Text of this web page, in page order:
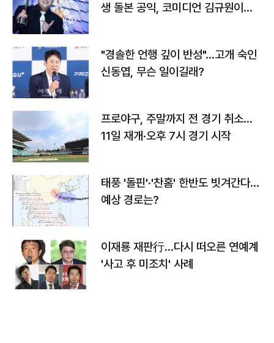
생 돌본 공익, 코미디언 김규원이었
"경솔한 언행 깊이 반성"…고개 숙인
신동엽, 무슨 일이길래?
프로야구, 주말까지 전 경기 취소…
11일 재개·오후 7시 경기 시작
태풍 '돌핀'·'찬홈' 한반도 빗겨간다…
예상 경로는?
이재룡 재판行…다시 떠오른 연예계
'사고 후 미조치' 사례